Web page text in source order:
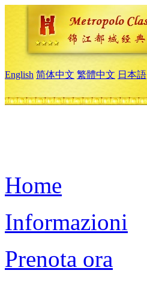
English 简体中文 繁體中文 日本語
Home
Informazioni
Prenota ora